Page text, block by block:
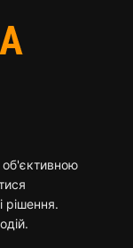
об'єктивною
рішення.